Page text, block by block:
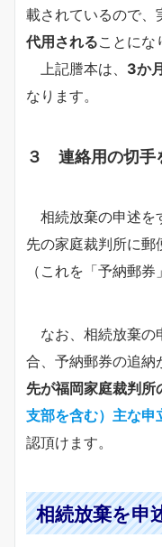
載されているので、
代用されることにな
上記謄本は、 3か
なります。
３ 連絡用の切手
相続放棄の申述を
先の家庭裁判所に郵
（これを「予納郵券
なお、相続放棄の
合、予納郵券の追納
先が福岡家庭裁判所
支部を含む）主な申
認頂けます。
相続放棄を申